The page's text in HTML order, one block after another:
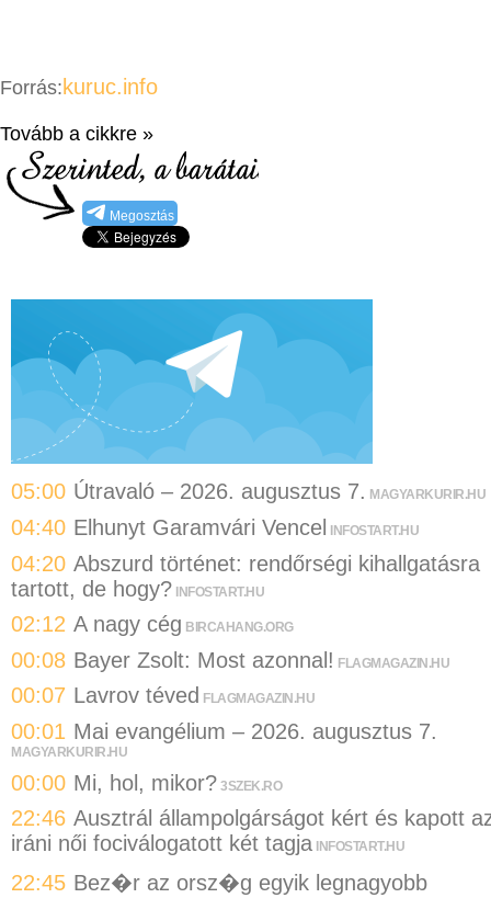
Forrás: kuruc.info
Tovább a cikkre »
Megosztás
05:00 Útravaló – 2026. augusztus 7. MAGYARKURIR.HU
04:40 Elhunyt Garamvári Vencel INFOSTART.HU
04:20 Abszurd történet: rendőrségi kihallgatásra
tartott, de hogy? INFOSTART.HU
02:12 A nagy cég BIRCAHANG.ORG
00:08 Bayer Zsolt: Most azonnal! FLAGMAGAZIN.HU
00:07 Lavrov téved FLAGMAGAZIN.HU
00:01 Mai evangélium – 2026. augusztus 7.
MAGYARKURIR.HU
00:00 Mi, hol, mikor? 3SZEK.RO
22:46 Ausztrál állampolgárságot kért és kapott
iráni női fociválogatott két tagja INFOSTART.HU
22:45 Bez�r az orsz�g egyik legnagyobb